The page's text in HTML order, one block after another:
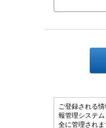
ご登録される情
報管理システ
全に管理されま